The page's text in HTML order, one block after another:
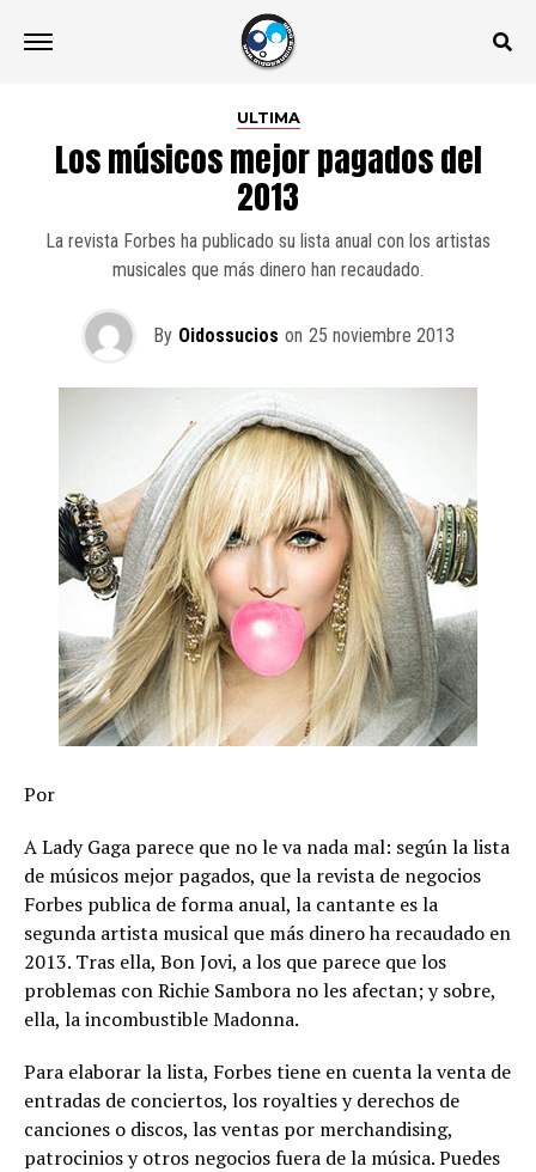
ULTIMA
Los músicos mejor pagados del
2013
La revista Forbes ha publicado su lista anual con los artistas
musicales que más dinero han recaudado.
By Oidossucios on 25 noviembre 2013
Por
A Lady Gaga parece que no le va nada mal: según la lista
de músicos mejor pagados, que la revista de negocios
Forbes publica de forma anual, la cantante es la
segunda artista musical que más dinero ha recaudado en
2013. Tras ella, Bon Jovi, a los que parece que los
problemas con Richie Sambora no les afectan; y sobre,
ella, la incombustible Madonna.
Para elaborar la lista, Forbes tiene en cuenta la venta de
entradas de conciertos, los royalties y derechos de
canciones o discos, las ventas por merchandising,
patrocinios y otros negocios fuera de la música. Puedes